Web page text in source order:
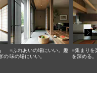
の
■ふれあいの場にいい。趣
味の場にいい。
■集まりを
を深める。